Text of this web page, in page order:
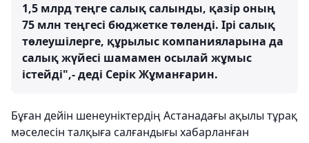
1,5 млрд теңге салық салынды, қазір оның
75 млн теңгесі бюджетке төленді. Ірі салық
төлеушілерге, құрылыс компанияларына да
салық жүйесі шамамен осылай жұмыс
істейді",- деді Серік Жұманғарин.
Бұған дейін шенеуніктердің Астанадағы ақылы тұрақ
мәселесін талқыға салғандығы хабарланған